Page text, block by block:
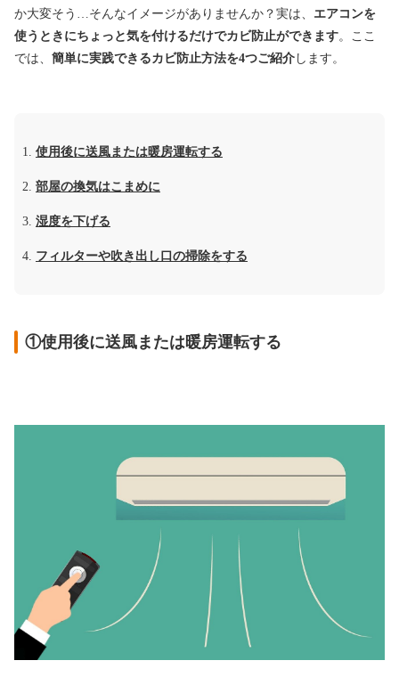
か大変そう…そんなイメージがありませんか？実は、 エアコンを
使うときにちょっと気を付けるだけでカビ防止ができます。ここ
では、 簡単に実践できるカビ防止方法を4つご紹介 します。
使用後に送風または暖房運転する
部屋の換気はこまめに
湿度を下げる
フィルターや吹き出し口の掃除をする
①使用後に送風または暖房運転する